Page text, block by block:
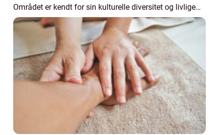
Området er kendt for sin kulturelle diversitet og livlige
atmosf&a...